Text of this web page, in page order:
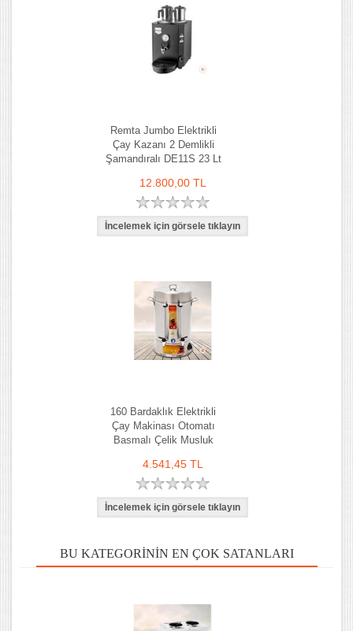
Remta Jumbo Elektrikli
Çay Kazanı 2 Demlikli
Şamandıralı DE11S 23 Lt
12.800,00 TL
160 Bardaklık Elektrikli
Çay Makinası Otomatı
Basmalı Çelik Musluk
4.541,45 TL
BU KATEGORININ EN ÇOK SATANLARI